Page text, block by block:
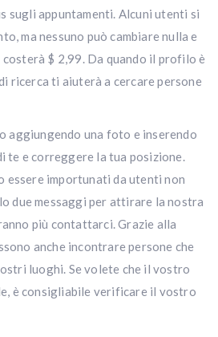
sugli appuntamenti. Alcuni utenti si
ma nessuno può cambiare nulla e
$ 2,99. Da quando il profilo è
ricerca ti aiuterà a cercare persone
aggiungendo una foto e inserendo
te e correggere la tua posizione.
essere importunati da utenti non
due messaggi per attirare la nostra
più contattarci. Grazie alla
anche incontrare persone che
luoghi. Se volete che il vostro
è consigliabile verificare il vostro